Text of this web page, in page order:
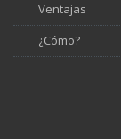
Ventajas
¿Cómo?